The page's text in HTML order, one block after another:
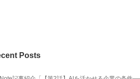
Posts